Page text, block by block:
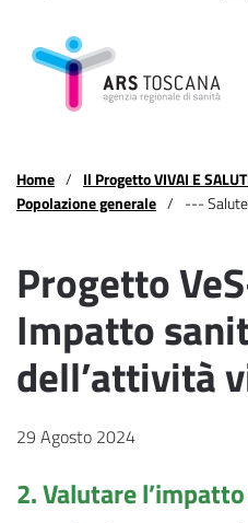
Home Il Progetto VIVAI E
Popolazione generale
--- Salute
Progetto
Impatto
dell’attività
29 Agosto 2024
2. Valutare